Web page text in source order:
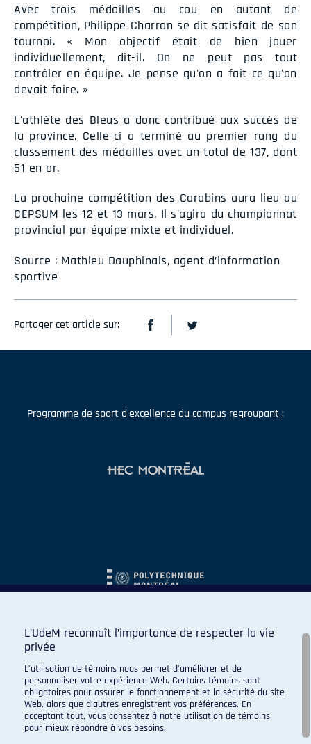
Avec trois médailles au cou en autant de
compétition, Philippe Charron se dit satisfait de son
tournoi. « Mon objectif était de bien jouer
individuellement, dit-il. On ne peut pas tout
contrôler en équipe. Je pense qu'on a fait ce qu'on
devait faire. »
L'athlète des Bleus a donc contribué aux succès de
la province. Celle-ci a terminé au premier rang du
classement des médailles avec un total de 137, dont
51 en or.
La prochaine compétition des Carabins aura lieu au
CEPSUM les 12 et 13 mars. Il s'agira du championnat
provincial par équipe mixte et individuel.
Source : Mathieu Dauphinais, agent d’information
sportive
Partager cet article sur:
Programme de sport d'excellence du campus regroupant :
L’UdeM reconnaît l’importance de respecter la vie
privée
L’utilisation de témoins nous permet d’améliorer et de
personnaliser votre expérience Web. Certains témoins sont
obligatoires pour assurer le fonctionnement et la sécurité du site
Web, alors que d’autres enregistrent vos préférences. En
acceptant tout, vous consentez à notre utilisation de témoins
pour mieux répondre à vos besoins.